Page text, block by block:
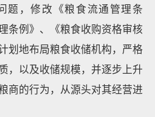
题，修改《粮食流通管理条
条例》、《粮食收购资格审核
划地布局粮食收储机构，严格
，以及收储规模，并逐步上升
商的行为，从源头对其经营进